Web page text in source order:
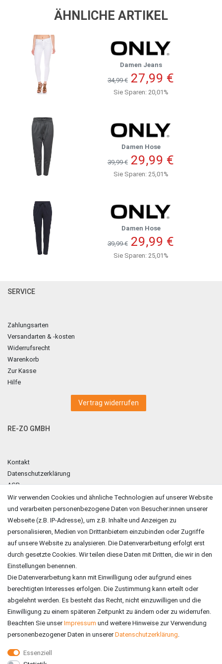
ÄHNLICHE ARTIKEL
Damen Jeans
34,99 € 27,99 €
Sie Sparen: 20,01%
Damen Hose
39,99 € 29,99 €
Sie Sparen: 25,01%
Damen Hose
39,99 € 29,99 €
Sie Sparen: 25,01%
SERVICE
Zahlungsarten
Versandarten & -kosten
Widerrufsrecht
Warenkorb
Zur Kasse
Hilfe
Vertrag widerrufen
RE-ZO GMBH
Kontakt
Datenschutzerklärung
AGB
Impressum
ZAHLUNGSARTEN
Wir verwenden Cookies und ähnliche Technologien auf unserer Website
und verarbeiten personenbezogene Daten von Besucher:innen unserer
Webseite (z.B. IP-Adresse), um z.B. Inhalte und Anzeigen zu
personalisieren, Medien von Drittanbietern einzubinden oder Zugriffe
auf unsere Website zu analysieren. Die Datenverarbeitung erfolgt erst
durch gesetzte Cookies. Wir teilen diese Daten mit Dritten, die wir in den
Einstellungen benennen.
Die Datenverarbeitung kann mit Einwilligung oder aufgrund eines
berechtigten Interesses erfolgen. Die Zustimmung kann erteilt oder
abgelehnt werden. Es besteht das Recht, nicht einzuwilligen und die
Einwilligung zu einem späteren Zeitpunkt zu ändern oder zu widerrufen.
Beachten Sie unserImpressum und weitere Hinweise zur Verwendung
personenbezogener Daten in unsererDaten­schutz­erklärung.
Essenziell